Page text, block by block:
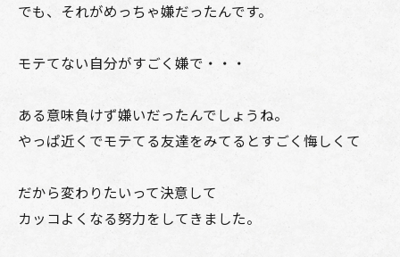
でも、それがめっちゃ嫌だったんです。
モテてない自分がすごく嫌で・・・
ある意味負けず嫌いだったんでしょうね。
やっぱ近くでモテてる友達をみてるとすごく悔しくて
だから変わりたいって決意して
カッコよくなる努力をしてきました。